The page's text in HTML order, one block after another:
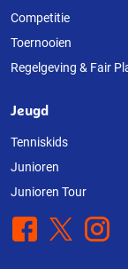
Competitie
Toernooien
Regelgeving & Fair
Jeugd
Tenniskids
Junioren
Junioren Tour
Facebook
X